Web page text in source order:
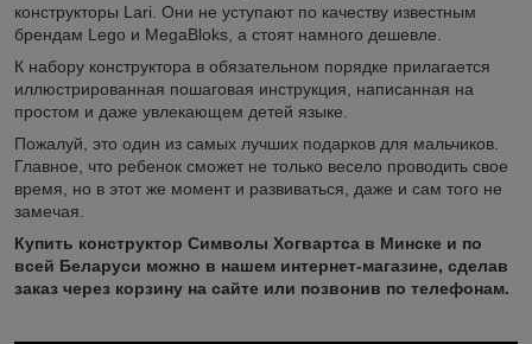
конструкторы Lari. Они не уступают по качеству известным
брендам Lego и MegaBloks, а стоят намного дешевле.
К набору конструктора в обязательном порядке прилагается
иллюстрированная пошаговая инструкция, написанная на
простом и даже увлекающем детей языке.
Пожалуй, это один из самых лучших подарков для мальчиков.
Главное, что ребенок сможет не только весело проводить свое
время, но в этот же момент и развиваться, даже и сам того не
замечая.
Купить конструктор Символы Хогвартса в Минске и по
всей Беларуси можно в нашем интернет-магазине, сделав
заказ через корзину на сайте или позвонив по телефонам.